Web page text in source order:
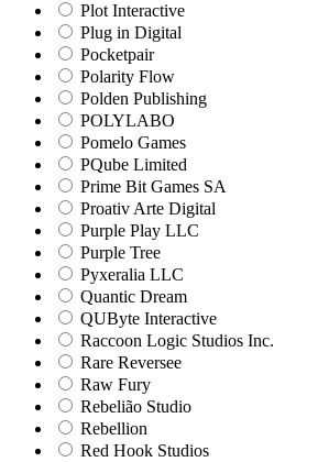
Plot Interactive
Plug in Digital
Pocketpair
Polarity Flow
Polden Publishing
POLYLABO
Pomelo Games
PQube Limited
Prime Bit Games SA
Proativ Arte Digital
Purple Play LLC
Purple Tree
Pyxeralia LLC
Quantic Dream
QUByte Interactive
Raccoon Logic Studios Inc.
Rare Reversee
Raw Fury
Rebelião Studio
Rebellion
Red Hook Studios